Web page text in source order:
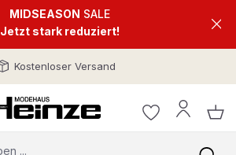
MIDSEASON SALE
Jetzt stark reduziert!
Kostenloser Versand